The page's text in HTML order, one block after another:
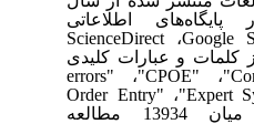
ScienceDirect،
کلمات و عبارات کلیدی
errors"
،"CPOE" ،
Order Entry"،"Expert
جستجو شدند. از میان 13934 مطالعه